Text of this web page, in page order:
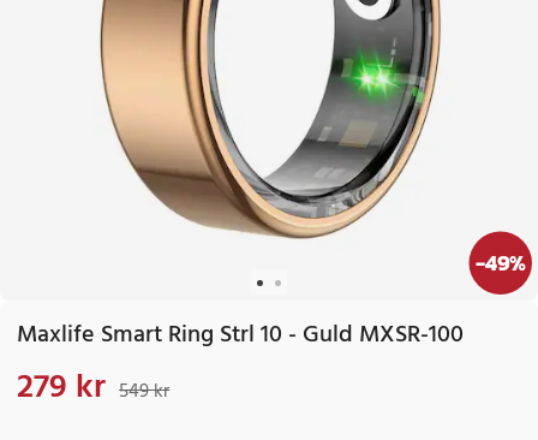
-49%
Maxlife Smart Ring Strl 10 - Guld MXSR-100
Nuvarande pris
279 kr 549 kr